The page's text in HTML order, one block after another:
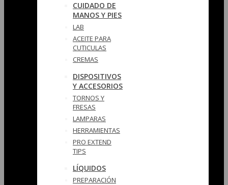
CUIDADO DE
MANOS Y PIES
LAB
ACEITE PARA
CUTICULAS
CREMAS
DISPOSITIVOS
Y ACCESORIOS
TORNOS Y
FRESAS
LAMPARAS
HERRAMIENTAS
PRO EXTEND
TIPS
LÍQUIDOS
PREPARACIÓN